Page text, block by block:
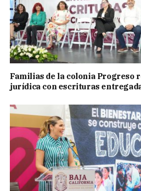
Familias de la colonia Progreso
jurídica con escrituras